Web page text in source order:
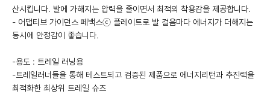
산시킵니다. 발에 가해지는 압력을 줄이면서 최적의 착용감을 제공합니다.
- 어댑티브 가이던스 페백스ⓒ 플레이트로 발 걸음마다 에너지가 더해지는
동시에 안정감이 좋습니다.
-용도 : 트레일 러닝용
-트레일러너들을 통해 테스트되고 검증된 제품으로 에너지리턴과 추진력을
최적화한 최상위 트레일 슈즈